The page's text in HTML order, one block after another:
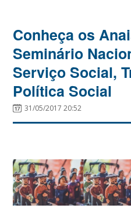
Conheça os
Seminário
Serviço Social,
Política Social
31/05/2017 20:52